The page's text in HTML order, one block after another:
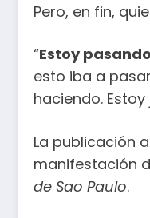
Pero, en fin,
“Estoy
esto iba a
haciendo.
La publicación
manifestación
de Sao Paulo.